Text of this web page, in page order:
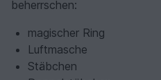
beherrschen:
magischer Ring
Luftmasche
Stäbchen